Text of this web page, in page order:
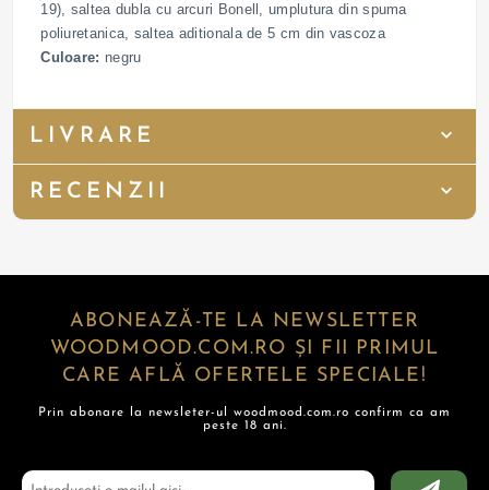
19), saltea dubla cu arcuri Bonell, umplutura din spuma
poliuretanica, saltea aditionala de 5 cm din vascoza
Culoare: negru
LIVRARE
RECENZII
ABONEAZĂ-TE LA NEWSLETTER
WOODMOOD.COM.RO ȘI FII PRIMUL
CARE AFLĂ OFERTELE SPECIALE!
Prin abonare la newsleter-ul woodmood.com.ro confirm ca am
peste 18 ani.